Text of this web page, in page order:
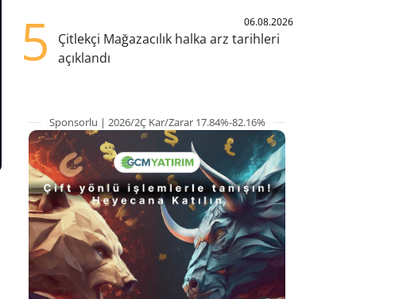
5 06.08.2026
Çitlekçi Mağazacılık halka arz tarihleri
açıklandı
Sponsorlu | 2026/2Ç Kar/Zarar 17.84%-82.16%